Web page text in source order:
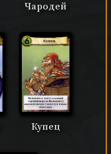
Чародей
Купец
Вы получаете золото за каждый
торговый квартал. Вы получаете
дополнительную 1 монету в начале
своего хода.
Купец